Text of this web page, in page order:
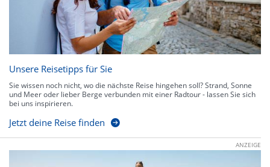
Unsere Reisetipps für Sie
Sie wissen noch nicht, wo die nächste Reise hingehen soll? Strand, Sonne
und Meer oder lieber Berge verbunden mit einer Radtour - lassen Sie sich
bei uns inspirieren.
Jetzt deine Reise finden
ANZEIGE